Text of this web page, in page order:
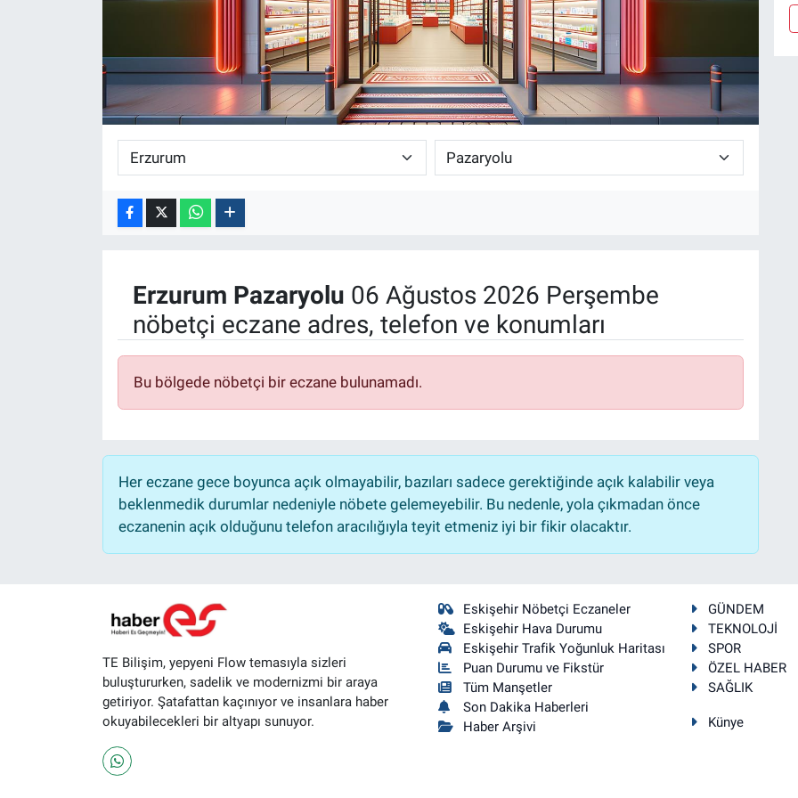
Erzurum Pazaryolu 06 Ağustos 2026 Perşembe
nöbetçi eczane adres, telefon ve konumları
Bu bölgede nöbetçi bir eczane bulunamadı.
Her eczane gece boyunca açık olmayabilir, bazıları sadece gerektiğinde açık kalabilir veya
beklenmedik durumlar nedeniyle nöbete gelemeyebilir. Bu nedenle, yola çıkmadan önce
eczanenin açık olduğunu telefon aracılığıyla teyit etmeniz iyi bir fikir olacaktır.
TE Bilişim, yepyeni Flow temasıyla sizleri
buluştururken, sadelik ve modernizmi bir araya
getiriyor. Şatafattan kaçınıyor ve insanlara haber
okuyabilecekleri bir altyapı sunuyor.
Eskişehir Nöbetçi Eczaneler
Eskişehir Hava Durumu
Eskişehir Trafik Yoğunluk Haritası
Puan Durumu ve Fikstür
Tüm Manşetler
Son Dakika Haberleri
Haber Arşivi
GÜNDEM
TEKNOLOJİ
SPOR
ÖZEL HABER
SAĞLIK
Künye